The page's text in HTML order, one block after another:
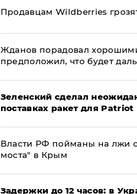
Продавцам Wildberries
Жданов порадовал
предположил, что будет
Зеленский сделал
поставках ракет для
Власти РФ пойманы на лжи о
моста" в Крым
Задержки до 12 часов: в